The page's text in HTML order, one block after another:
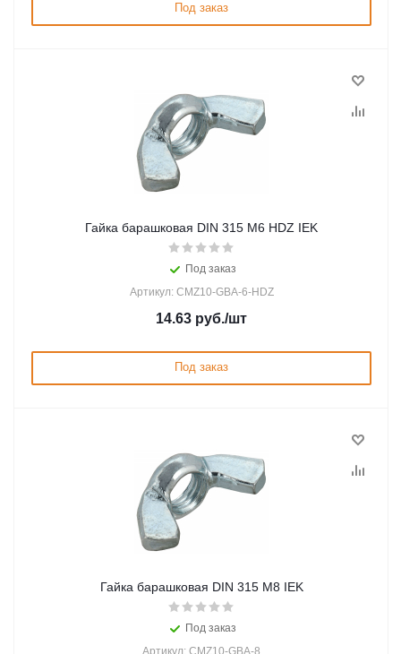
Под заказ
Гайка барашковая DIN 315 М6 HDZ IEK
Под заказ
Артикул: CMZ10-GBA-6-HDZ
14.63 руб./шт
Под заказ
Гайка барашковая DIN 315 М8 IEK
Под заказ
Артикул: CMZ10-GBA-8